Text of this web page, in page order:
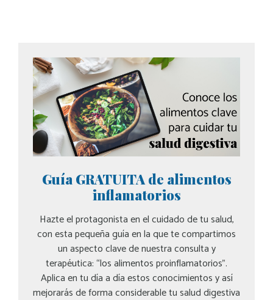
Guía GRATUITA de alimentos
inflamatorios
Hazte el protagonista en el cuidado de tu salud,
con esta pequeña guía en la que te compartimos
un aspecto clave de nuestra consulta y
terapéutica: “los alimentos proinflamatorios”.
Aplica en tu día a día estos conocimientos y así
mejorarás de forma considerable tu salud digestiva